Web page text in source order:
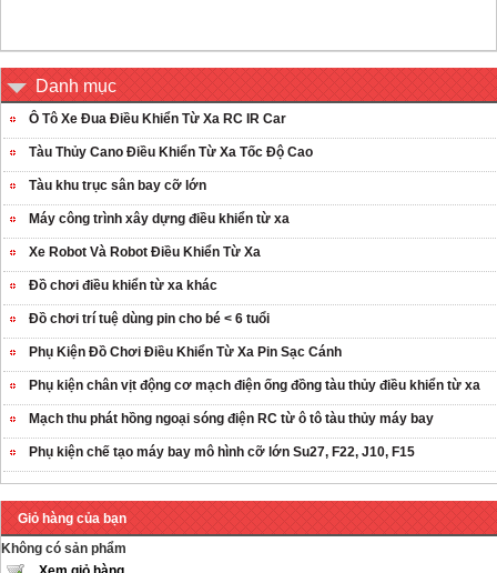
Danh mục
Ô Tô Xe Đua Điều Khiển Từ Xa RC IR Car
Tàu Thủy Cano Điều Khiển Từ Xa Tốc Độ Cao
Tàu khu trục sân bay cỡ lớn
Máy công trình xây dựng điều khiển từ xa
Xe Robot Và Robot Điều Khiển Từ Xa
Đồ chơi điều khiển từ xa khác
Đồ chơi trí tuệ dùng pin cho bé < 6 tuổi
Phụ Kiện Đồ Chơi Điều Khiển Từ Xa Pin Sạc Cánh
Phụ kiện chân vịt động cơ mạch điện ống đồng tàu thủy điều khiển từ xa
Mạch thu phát hồng ngoại sóng điện RC từ ô tô tàu thủy máy bay
Phụ kiện chế tạo máy bay mô hình cỡ lớn Su27, F22, J10, F15
Giỏ hàng của bạn
Không có sản phẩm